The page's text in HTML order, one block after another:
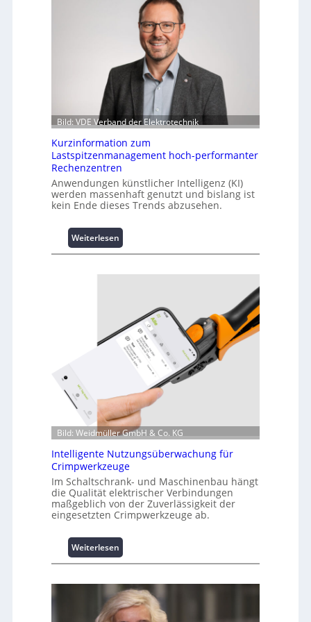
Bild: VDE Verband der Elektrotechnik
Kurzinformation zum
Lastspitzenmanagement hoch-performanter
Rechenzentren
Anwendungen künstlicher Intelligenz (KI)
werden massenhaft genutzt und bislang ist
kein Ende dieses Trends abzusehen.
Weiterlesen
K
r
f
t
i
o
n
z
u
m
L
a
s
s
p
i
z
e
Bild: Weidmüller GmbH & Co. KG
Intelligente Nutzungsüberwachung für
Crimpwerkzeuge
Im Schaltschrank- und Maschinenbau hängt
die Qualität elektrischer Verbindungen
maßgeblich von der Zuverlässigkeit der
eingesetzten Crimpwerkzeuge ab.
Weiterlesen
I
t
e
l